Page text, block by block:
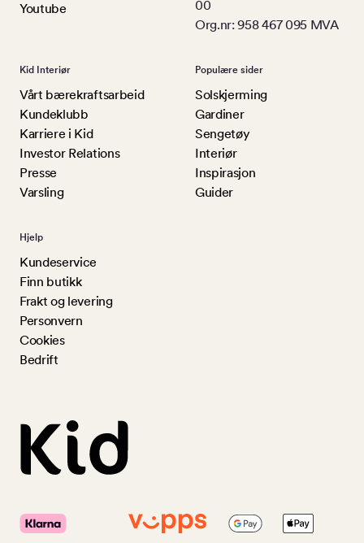
Youtube
00
Org.nr: 958 467 095 MVA
Kid Interiør
Vårt bærekraftsarbeid
Kundeklubb
Karriere i Kid
Investor Relations
Presse
Varsling
Populære sider
Solskjerming
Gardiner
Sengetøy
Interiør
Inspirasjon
Guider
Hjelp
Kundeservice
Finn butikk
Frakt og levering
Personvern
Cookies
Bedrift